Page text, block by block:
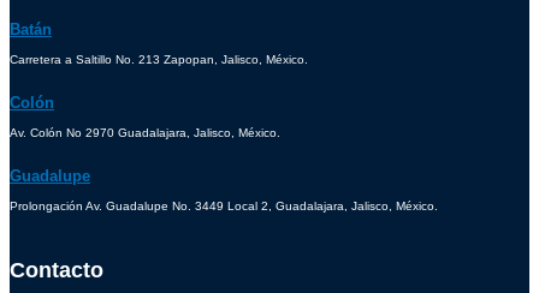
Batán
Carretera a Saltillo No. 213 Zapopan, Jalisco, México.
Colón
Av. Colón No 2970 Guadalajara, Jalisco, México.
Guadalupe
Prolongación Av. Guadalupe No. 3449 Local 2, Guadalajara, Jalisco, México.
Contacto